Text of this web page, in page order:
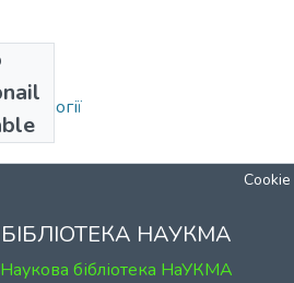
БІБЛІОТЕКА НАУКМА
Наукова бібліотека НаУКМА